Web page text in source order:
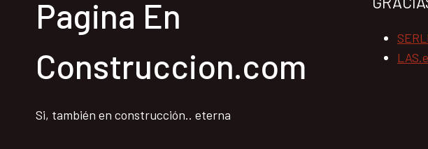
Pagina En
Construccion.com
Si, también en construcción.. eterna